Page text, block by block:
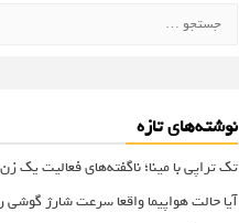
برای:
نوشته‌های تازه
تک تراپی با مینا؛ ناگفته‌های فعالیت یک
آیا حالت هواپیما واقعا سرعت شارژ گوشی